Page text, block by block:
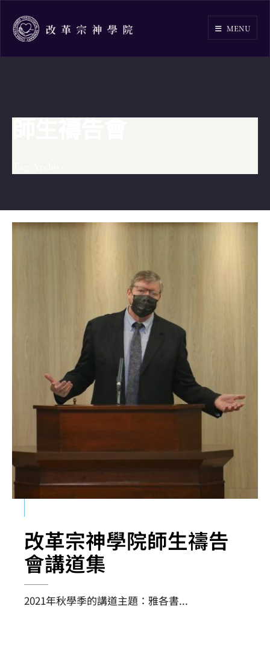
content
MENU
改革宗神學院師生禱告
會講道集
2021年秋學季的講道主題：雅各書...